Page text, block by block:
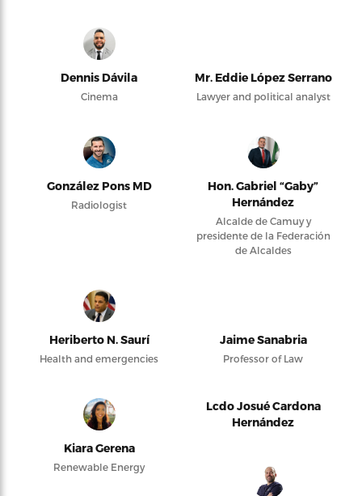
Dennis Dávila
Cinema
Mr. Eddie López Serrano
Lawyer and political analyst
González Pons MD
Radiologist
Hon. Gabriel “Gaby”
Hernández
Alcalde de Camuy y
presidente de la Federación
de Alcaldes
Heriberto N. Saurí
Health and emergencies
Jaime Sanabria
Professor of Law
Kiara Gerena
Renewable Energy
Lcdo Josué Cardona
Hernández